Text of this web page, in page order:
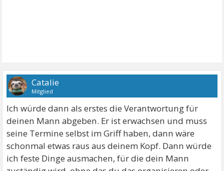
Catalie
Mitglied
Ich würde dann als erstes die Verantwortung für
deinen Mann abgeben. Er ist erwachsen und muss
seine Termine selbst im Griff haben, dann wäre
schonmal etwas raus aus deinem Kopf. Dann würde
ich feste Dinge ausmachen, für die dein Mann